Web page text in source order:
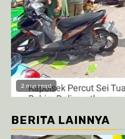
2 min read
BERITA LAINNYA